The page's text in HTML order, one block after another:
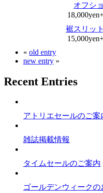
オフシ
裾スリッ
« old entry
new entry »
Recent Entries
アトリエセールのご案
雑誌掲載情報
タイムセールのご案内
ゴールデンウィーク